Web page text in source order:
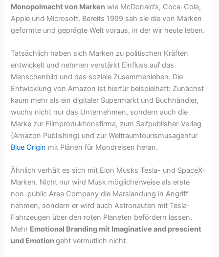
Monopolmacht von Marken wie McDonald’s, Coca-Cola,
Apple und Microsoft. Bereits 1999 sah sie die von Marken
geformte und geprägte Welt voraus, in der wir heute leben.
Tatsächlich haben sich Marken zu politischen Kräften
entwickelt und nehmen verstärkt Einfluss auf das
Menschenbild und das soziale Zusammenleben. Die
Entwicklung von Amazon ist hierfür beispielhaft: Zunächst
kaum mehr als ein digitaler Supermarkt und Buchhändler,
wuchs nicht nur das Unternehmen, sondern auch die
Marke zur Filmproduktionsfirma, zum Selfpublisher-Verlag
(Amazon Publishing) und zur Weltraumtourismusagentur
Blue Origin mit Plänen für Mondreisen heran.
Ähnlich verhält es sich mit Elon Musks Tesla- und SpaceX-
Marken. Nicht nur wird Musk möglicherweise als erste
non-public Area Company die Marslandung in Angriff
nehmen, sondern er wird auch Astronauten mit Tesla-
Fahrzeugen über den roten Planeten befördern lassen.
Mehr Emotional Branding mit Imaginative and prescient
und Emotiongeht vermutlich nicht.